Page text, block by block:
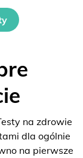
na zdrowie
dla ogólnie
na pierwsze